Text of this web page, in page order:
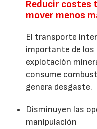
Reducir costes
mover menos
El transporte
importante de los
explotación
consume
genera desgaste.
Disminuyen las
manipulación